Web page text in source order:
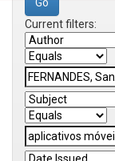
Current filters: